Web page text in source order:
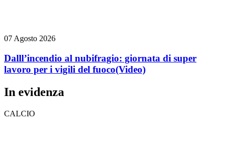
07 Agosto 2026
Dalll’incendio al nubifragio: giornata di super
lavoro per i vigili del fuoco(Video)
In evidenza
CALCIO